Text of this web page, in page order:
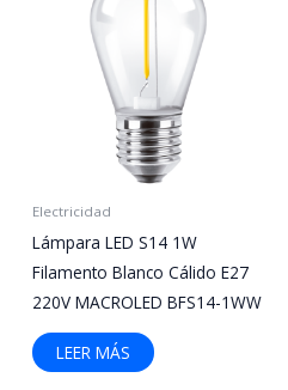
Electricidad
Lámpara LED S14 1W
Filamento Blanco Cálido E27
220V MACROLED BFS14-1WW
LEER MÁS